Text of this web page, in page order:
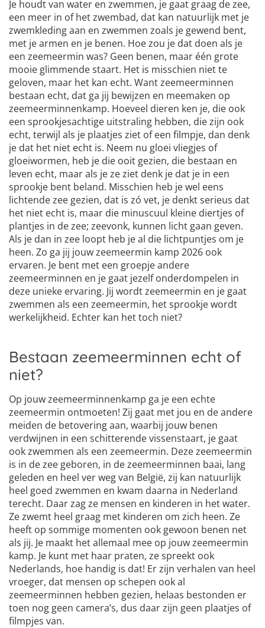
Je houdt van water en zwemmen, je gaat graag de zee,
een meer in of het zwembad, dat kan natuurlijk met je
zwemkleding aan en zwemmen zoals je gewend bent,
met je armen en je benen. Hoe zou je dat doen als je
een zeemeermin was? Geen benen, maar één grote
mooie glimmende staart. Het is misschien niet te
geloven, maar het kan echt. Want zeemeerminnen
bestaan echt, dat ga jij bewijzen en meemaken op
zeemeerminnenkamp. Hoeveel dieren ken je, die ook
een sprookjesachtige uitstraling hebben, die zijn ook
echt, terwijl als je plaatjes ziet of een filmpje, dan denk
je dat het niet echt is. Neem nu gloei vliegjes of
gloeiwormen, heb je die ooit gezien, die bestaan en
leven echt, maar als je ze ziet denk je dat je in een
sprookje bent beland. Misschien heb je wel eens
lichtende zee gezien, dat is zó vet, je denkt serieus dat
het niet echt is, maar die minuscuul kleine diertjes of
plantjes in de zee; zeevonk, kunnen licht gaan geven.
Als je dan in zee loopt heb je al die lichtpuntjes om je
heen. Zo ga jij jouw zeemeermin kamp 2026 ook
ervaren. Je bent met een groepje andere
zeemeerminnen en je gaat jezelf onderdompelen in
deze unieke ervaring. Jij wordt zeemeermin en je gaat
zwemmen als een zeemeermin, het sprookje wordt
werkelijkheid. Echter kan het toch niet?
Bestaan zeemeerminnen echt of
niet?
Op jouw zeemeerminnenkamp ga je een echte
zeemeermin ontmoeten! Zij gaat met jou en de andere
meiden de betovering aan, waarbij jouw benen
verdwijnen in een schitterende vissenstaart, je gaat
ook zwemmen als een zeemeermin. Deze zeemeermin
is in de zee geboren, in de zeemeerminnen baai, lang
geleden en heel ver weg van België, zij kan natuurlijk
heel goed zwemmen en kwam daarna in Nederland
terecht. Daar zag ze mensen en kinderen in het water.
Ze zwemt heel graag met kinderen om zich heen. Ze
heeft op sommige momenten ook gewoon benen net
als jij. Je maakt het allemaal mee op jouw zeemeermin
kamp. Je kunt met haar praten, ze spreekt ook
Nederlands, hoe handig is dat! Er zijn verhalen van heel
vroeger, dat mensen op schepen ook al
zeemeerminnen hebben gezien, helaas bestonden er
toen nog geen camera’s, dus daar zijn geen plaatjes of
filmpjes van.